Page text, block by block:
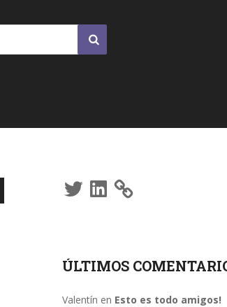
TwitterLinkedIn
ÚLTIMOS
Valentín en Esto es todo amigos!